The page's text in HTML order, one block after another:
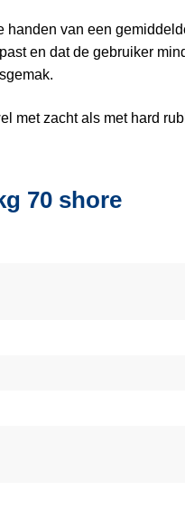
van een
en dat de gebruiker
met zacht als met hard
70 shore